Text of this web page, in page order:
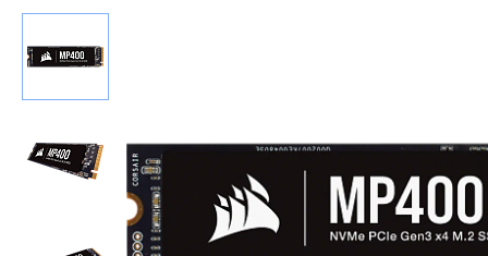
Ноутбуки и аксессуры
Компьютеры и
Сетевое оборудование
ТВ, Аудио и Видео